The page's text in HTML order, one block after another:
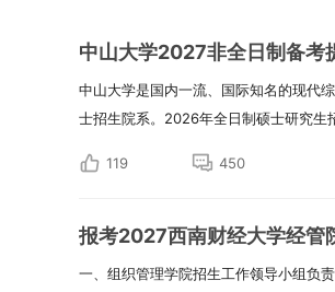
中山大学2027非全日制备考
中山大学是国内一流、国际知名的现代
士招生院系。2026年全日制硕士研究
119 450
报考2027西南财经大学经管
一、组织管理学院招生工作领导小组负